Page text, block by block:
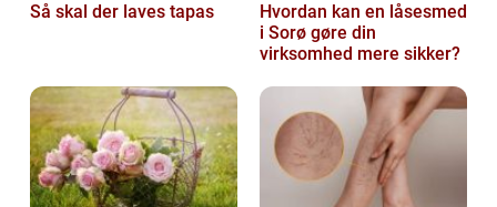
Så skal der laves tapas
Hvordan kan en låsesmed
i Sorø gøre din
virksomhed mere sikker?